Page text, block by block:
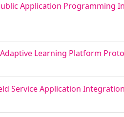
Application Programming
Learning Platform
Service Application